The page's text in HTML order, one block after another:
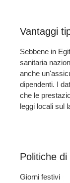
Vantaggi
Sebbene in
sanitaria
anche
dipendenti. I
che le
leggi locali sul
Politiche
Giorni festivi